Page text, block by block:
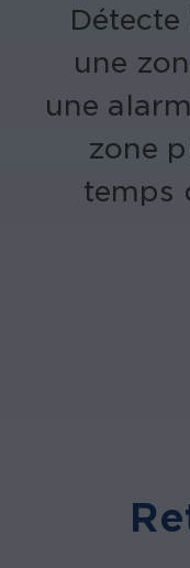
une
une
zone
temps